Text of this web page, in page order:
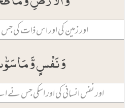
اور زمین کی اور اس ذات کی
وَ نَفۡسٍ وَّ مَا
اور نفس انسانی کی اور اسکی جس